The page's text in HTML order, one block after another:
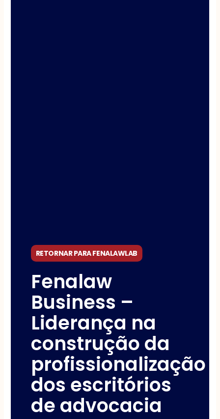
RETORNAR PARA FENALAWLAB
Fenalaw
Business –
Liderança na
construção da
profissionalização
dos escritórios
de advocacia